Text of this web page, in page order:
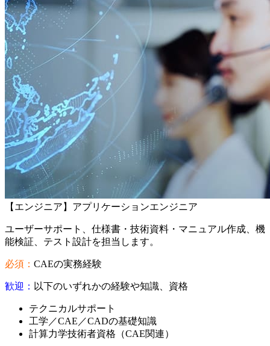
【エンジニア】アプリケーションエンジニア
ユーザーサポート、仕様書・技術資料・マニュアル作成、機
能検証、テスト設計を担当します。
必須： CAEの実務経験
歓迎： 以下のいずれかの経験や知識、資格
テクニカルサポート
工学／CAE／CADの基礎知識
計算力学技術者資格（CAE関連）